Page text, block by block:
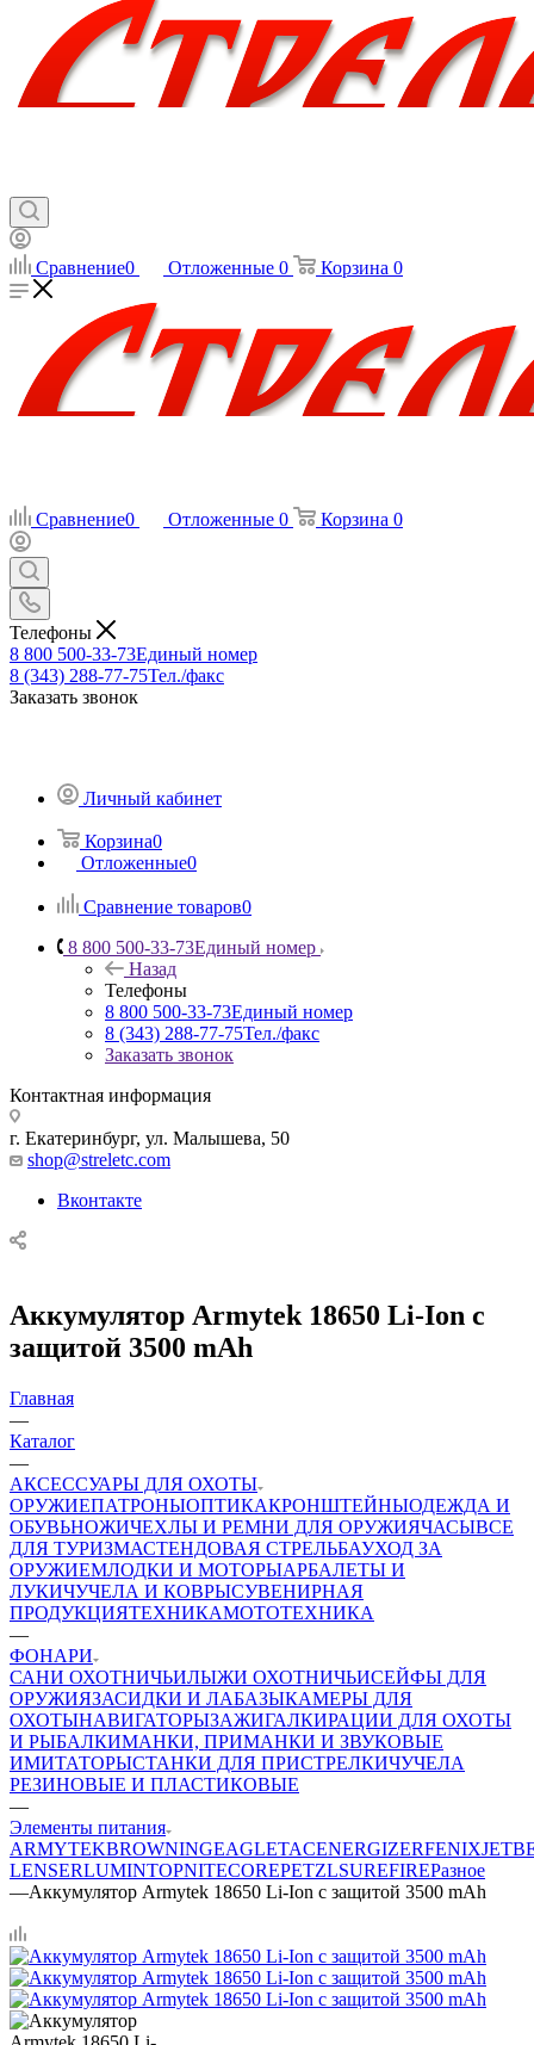
Сравнение0 Отложенные 0 Корзина 0
Сравнение0 Отложенные 0 Корзина 0
Телефоны
8 800 500-33-73Единый номер
8 (343) 288-77-75Тел./факс
Заказать звонок
Личный кабинет
Корзина0
Отложенные0
Сравнение товаров0
8 800 500-33-73Единый номер
Назад
Телефоны
8 800 500-33-73Единый номер
8 (343) 288-77-75Тел./факс
Заказать звонок
Контактная информация
г. Екатеринбург, ул. Малышева, 50
shop@streletc.com
Вконтакте
Аккумулятор Armytek 18650 Li-Ion c
защитой 3500 mAh
Главная
—
Каталог
—
АКСЕССУАРЫ ДЛЯ ОХОТЫ
ОРУЖИЕПАТРОНЫОПТИКАКРОНШТЕЙНЫОДЕЖДА И
ОБУВЬНОЖИЧЕХЛЫ И РЕМНИ ДЛЯ ОРУЖИЯЧАСЫВСЕ
ДЛЯ ТУРИЗМАСТЕНДОВАЯ СТРЕЛЬБАУХОД ЗА
ОРУЖИЕМЛОДКИ И МОТОРЫАРБАЛЕТЫ И
ЛУКИЧУЧЕЛА И КОВРЫСУВЕНИРНАЯ
ПРОДУКЦИЯТЕХНИКАМОТОТЕХНИКА
—
ФОНАРИ
САНИ ОХОТНИЧЬИЛЫЖИ ОХОТНИЧЬИСЕЙФЫ ДЛЯ
ОРУЖИЯЗАСИДКИ И ЛАБАЗЫКАМЕРЫ ДЛЯ
ОХОТЫНАВИГАТОРЫЗАЖИГАЛКИРАЦИИ ДЛЯ ОХОТЫ
И РЫБАЛКИМАНКИ, ПРИМАНКИ И ЗВУКОВЫЕ
ИМИТАТОРЫСТАНКИ ДЛЯ ПРИСТРЕЛКИЧУЧЕЛА
РЕЗИНОВЫЕ И ПЛАСТИКОВЫЕ
—
Элементы питания
ARMYTEKBROWNINGEAGLETACENERGIZERFENIX
LENSERLUMINTOPNITECOREPETZLSUREFIREРазное
—Аккумулятор Armytek 18650 Li-Ion c защитой 3500 mAh